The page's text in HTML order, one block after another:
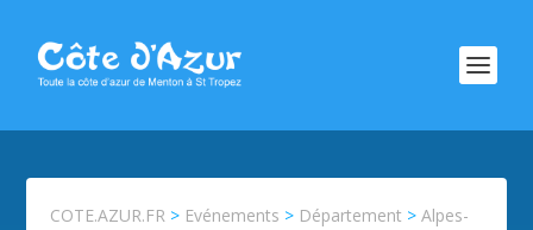
COTE.AZUR.FR > Evénements > Département >Alpes-